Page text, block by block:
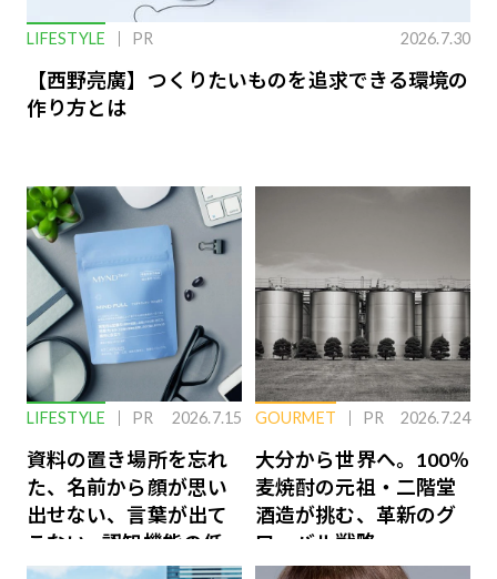
LIFESTYLE PR 2026.7.30
【西野亮廣】つくりたいものを追求できる環境の
作り方とは
LIFESTYLE PR 2026.7.15
資料の置き場所を忘れ
た、名前から顔が思い
出せない、言葉が出て
こない…認知機能の低
下を救う、脳のインナ
GOURMET PR 2026.7.24
大分から世界へ。100％
麦焼酎の元祖・二階堂
酒造が挑む、革新のグ
ローバル戦略